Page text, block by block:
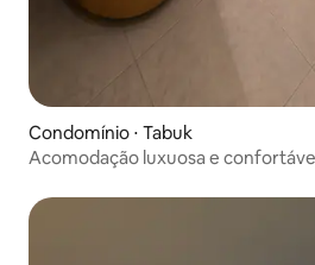
Condomínio ⋅ Tabuk
Acomodação luxuosa e